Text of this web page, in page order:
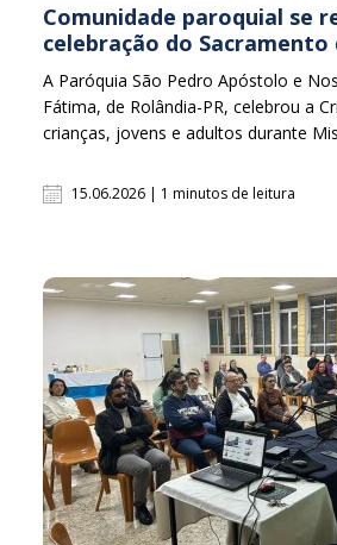
Comunidade paroquial se
celebração do Sacramento
A Paróquia São Pedro Apóstolo e
Fátima, de Rolândia-PR, celebrou a
crianças, jovens e adultos durante
15.06.2026 | 1 minutos de leitura